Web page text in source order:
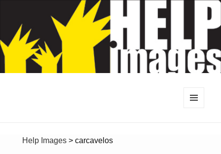
Help Images> carcavelos